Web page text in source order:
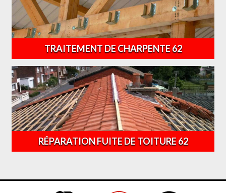
TRAITEMENT DE CHARPENTE 62
RÉPARATION FUITE DE TOITURE 62